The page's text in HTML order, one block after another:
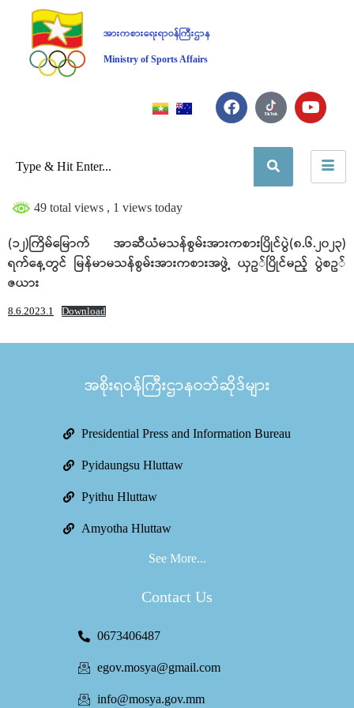
အားကစားရေးရာဝန်ကြီးဌာန
Ministry of Sports Affairs
49 total views , 1 views today
(၁၂)ကြိမ်မြောက် အာဆီယံမသန်စွမ်းအားကစားပြိုင်ပွဲ(၈.၆.၂၀၂၃)
ရက်နေ့တွင် မြန်မာမသန်စွမ်းအားကစားအဖွဲ့ ယှဥ်ပြိုင်မည့် ပွဲစဥ်
ဇယား
8.6.2023.1 Download
အစိုးရဝန်ကြီးဌာနဝဘ်ဆိုဒ်များ
Presidential Press and Information Bureau
Pyidaungsu Hluttaw
Pyithu Hluttaw
Amyotha Hluttaw
See More...
Contact Us
0673406487
egov.mosya@gmail.com
info@mosya.gov.mm